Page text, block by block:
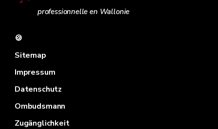
professionnelle en Wallonie
🍪
Sitemap
Impressum
Datenschutz
Ombudsmann
Zugänglichkeit